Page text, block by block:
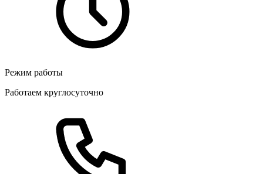
Режим работы
Работаем круглосуточно